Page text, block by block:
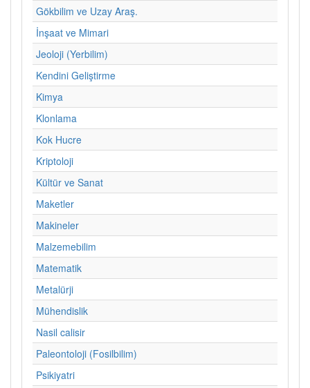
Gökbilim ve Uzay Araş.
İnşaat ve Mimari
Jeoloji (Yerbilim)
Kendini Geliştirme
Kimya
Klonlama
Kok Hucre
Kriptoloji
Kültür ve Sanat
Maketler
Makineler
Malzemebilim
Matematik
Metalürji
Mühendislik
Nasil calisir
Paleontoloji (Fosilbilim)
Psikiyatri